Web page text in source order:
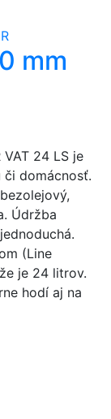
mm
24 LS je
či domácnosť.
Údržba
(Line
je 24 litrov.
hodí aj na